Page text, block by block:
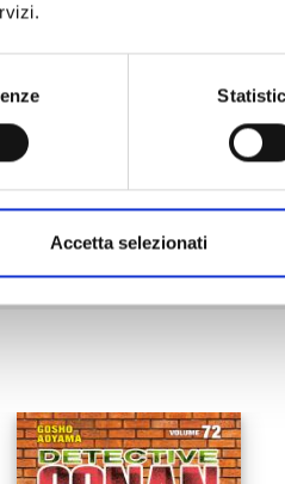
Accetta selezionati
Mostra tutto